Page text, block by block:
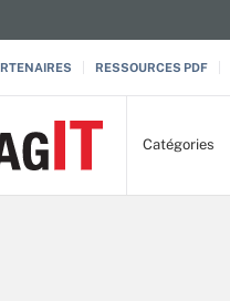
RESSOURCES PDF
Catégories